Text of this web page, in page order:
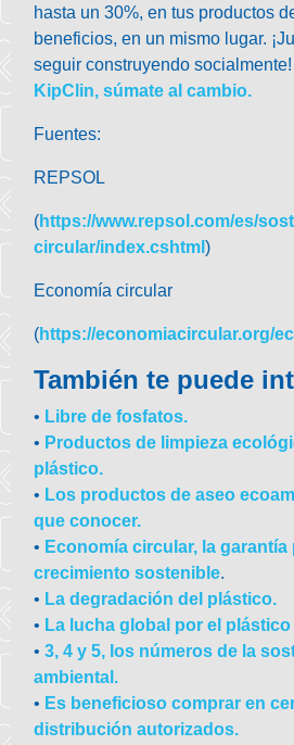
hasta un 30%, en tus productos
beneficios, en un mismo lugar.
seguir construyendo
KipClin, súmate al cambio.
Fuentes:
REPSOL
(https://www.repsol.com/es/
circular/index.cshtml)
Economía circular
(https://economiacircular.org/
También te puede
• Libre de fosfatos.
• Productos de limpieza
plástico.
• Los productos de aseo
que conocer.
• Economía circular, la garantía
crecimiento sostenible.
• La degradación del plástico.
• La lucha global por el
•3, 4 y 5, los números de la
ambiental.
• Es beneficioso comprar en
distribución autorizados.